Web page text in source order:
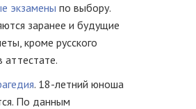
экзамены по выбору.
заранее и будущие
кроме русского
аттестате.
. 18-летний юноша
По данным